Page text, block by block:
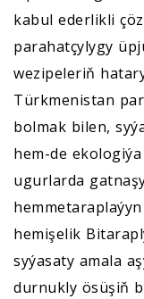
kabul ederlikli
parahatçylygy
wezipeleriň
Türkmenistan
bolmak bilen,
hem-de
ugurlarda
hemişelik
syýasaty amala
durnukly ösüşiň